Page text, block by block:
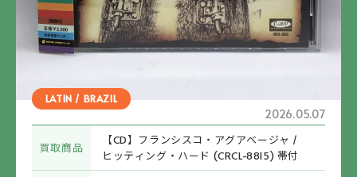
LATIN / BRAZIL
2026.05.07
買取商品
【CD】フランシスコ・アグアベージャ /
ヒッティング・ハード (CRCL-8815) 帯付